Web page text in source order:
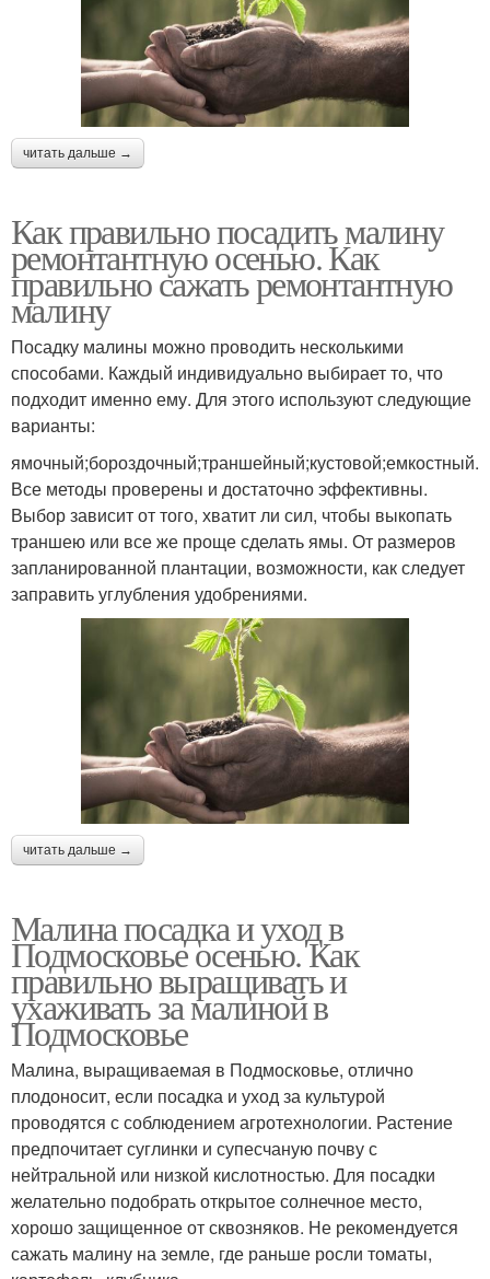
читать дальше →
Как правильно посадить малину
ремонтантную осенью. Как
правильно сажать ремонтантную
малину
Посадку малины можно проводить несколькими
способами. Каждый индивидуально выбирает то, что
подходит именно ему. Для этого используют следующие
варианты:
ямочный;бороздочный;траншейный;кустовой;емкостный.
Все методы проверены и достаточно эффективны.
Выбор зависит от того, хватит ли сил, чтобы выкопать
траншею или все же проще сделать ямы. От размеров
запланированной плантации, возможности, как следует
заправить углубления удобрениями.
читать дальше →
Малина посадка и уход в
Подмосковье осенью. Как
правильно выращивать и
ухаживать за малиной в
Подмосковье
Малина, выращиваемая в Подмосковье, отлично
плодоносит, если посадка и уход за культурой
проводятся с соблюдением агротехнологии. Растение
предпочитает суглинки и супесчаную почву с
нейтральной или низкой кислотностью. Для посадки
желательно подобрать открытое солнечное место,
хорошо защищенное от сквозняков. Не рекомендуется
сажать малину на земле, где раньше росли томаты,